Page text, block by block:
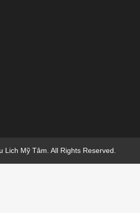
Lich Mỹ Tâm. All Rights Reserved.